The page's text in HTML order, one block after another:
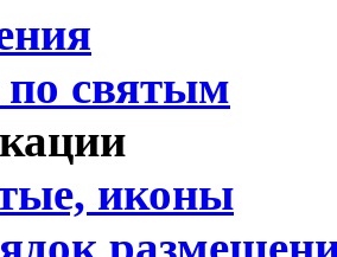
святым
иконы